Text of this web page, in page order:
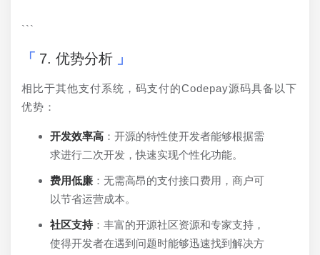
```
7. 优势分析
相比于其他支付系统，码支付的Codepay源码具备以下
优势：
开发效率高 ：开源的特性使开发者能够根据需
求进行二次开发，快速实现个性化功能。
费用低廉 ：无需高昂的支付接口费用，商户可
以节省运营成本。
社区支持：丰富的开源社区资源和专家支持，
使得开发者在遇到问题时能够迅速找到解决方